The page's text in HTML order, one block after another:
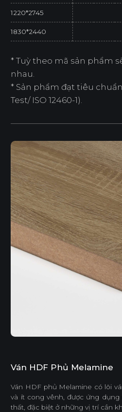
1220*2745
1830*2440
* Tuỳ theo mã sản phẩm
nhau.
* Sản phẩm đạt tiêu chuẩn
Test/ ISO 12460-1).
Ván HDF Phủ Melamine
Ván HDF phủ Melamine có lõi
và ít cong vênh, được ứng
thất, đặc biệt ở những vị trí cần